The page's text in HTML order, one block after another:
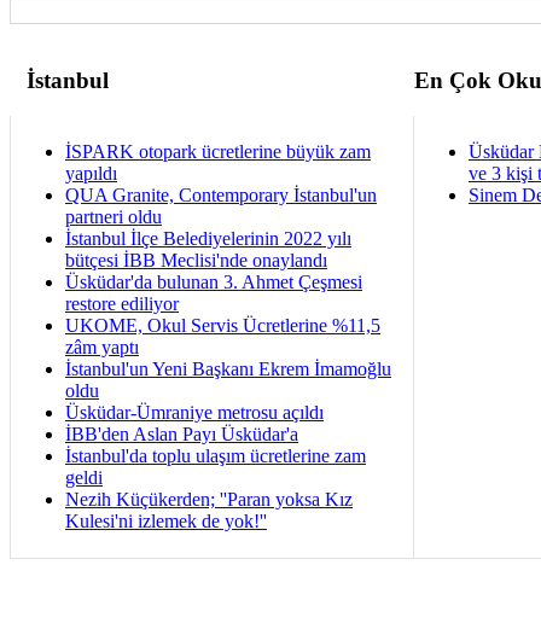
İstanbul En Çok
İSPARK otopark ücretlerine büyük zam
yapıldı
QUA Granite, Contemporary İstanbul'un
partneri oldu
İstanbul İlçe Belediyelerinin 2022 yılı
bütçesi İBB Meclisi'nde onaylandı
Üsküdar'da bulunan 3. Ahmet Çeşmesi
restore ediliyor
UKOME, Okul Servis Ücretlerine %11,5
zâm yaptı
İstanbul'un Yeni Başkanı Ekrem İmamoğlu
oldu
Üsküdar-Ümraniye metrosu açıldı
İBB'den Aslan Payı Üsküdar'a
İstanbul'da toplu ulaşım ücretlerine zam
geldi
Nezih Küçükerden; ''Paran yoksa Kız
Kulesi'ni izlemek de yok!''
Üsküdar
ve 3 kişi
Sinem